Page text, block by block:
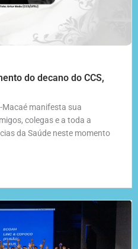
do decano do CCS,
Macaé manifesta sua
colegas e a toda a
da Saúde neste momento